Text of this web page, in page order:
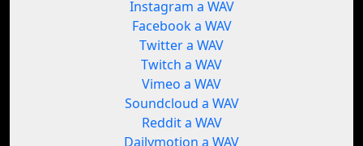
Instagram a WAV
Facebook a WAV
Twitter a WAV
Twitch a WAV
Vimeo a WAV
Soundcloud a WAV
Reddit a WAV
Dailymotion a WAV